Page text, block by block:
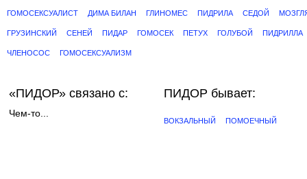
ГОМОСЕКСУАЛИСТ ДИМА БИЛАН ГЛИНОМЕС ПИДРИЛА СЕДОЙ
ГРУЗИНСКИЙ СЕНЕЙ ПИДАР ГОМОСЕК ПЕТУХ ГОЛУБОЙ ПИДРИЛЛА
ЧЛЕНОСОС ГОМОСЕКСУАЛИЗМ
«ПИДОР» связано с:
Чем-то...
ПИДОР бывает:
ВОКЗАЛЬНЫЙ ПОМОЕЧНЫЙ